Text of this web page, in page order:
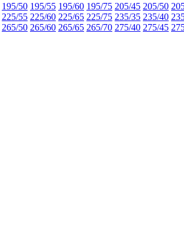
195/50 195/55 195/60 195/75 205/45 205/50
225/55 225/60 225/65 225/75 235/35 235/40
265/50 265/60 265/65 265/70 275/40 275/45